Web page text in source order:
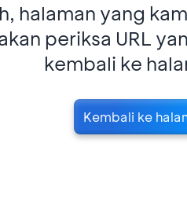
halaman yang
periksa URL
kembali ke
Kembali ke